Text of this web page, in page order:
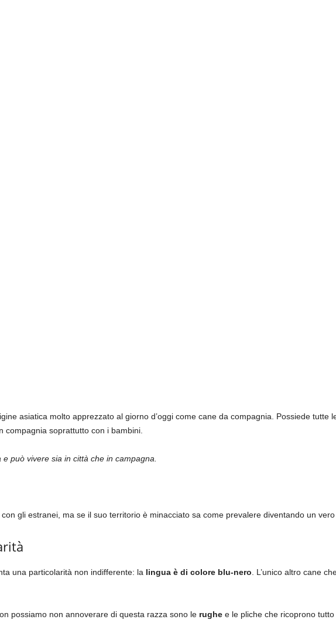
asiatica molto apprezzato al giorno d’oggi come cane da compagnia. Possiede tutte
compagnia soprattutto con i bambini.
può vivere sia in città che in campagna.
gli estranei, ma se il suo territorio è minacciato sa come prevalere diventando un
una particolarità non indifferente: la lingua è di colore blu-nero . L’unico altro cane
possiamo non annoverare di questa razza sono le rughee le pliche che ricoprono tutto